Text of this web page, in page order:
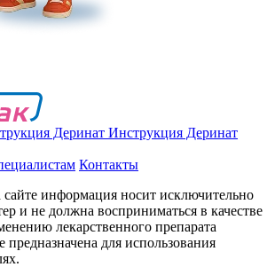
Деринат Инструкция Деринат
Контакты
сайте информация носит исключительно
и не должна восприниматься в качестве
лекарственного препарата
предназначена для использования